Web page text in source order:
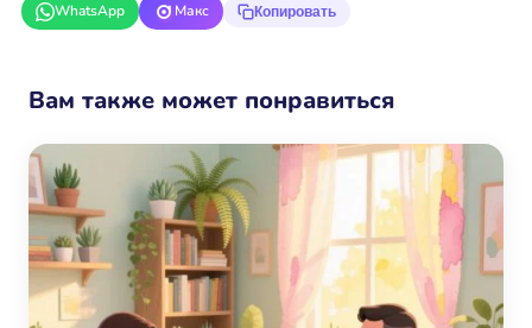
WhatsApp
Макс Копировать
Вам также может понравиться